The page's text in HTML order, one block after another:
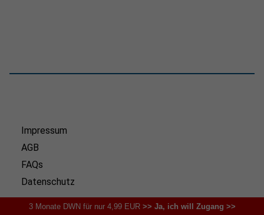
Impressum
AGB
FAQs
Datenschutz
3 Monate DWN für nur 4,99 EUR>> Ja, ich will Zugang >>